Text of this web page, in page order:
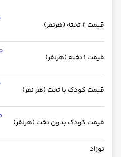
قیمت 2 تخته (هرنفر)
قیمت 1 تخته (هرنفر)
قیمت کودک با تخت (هر نفر)
قیمت کودک بدون تخت (هرنفر)
نوزاد